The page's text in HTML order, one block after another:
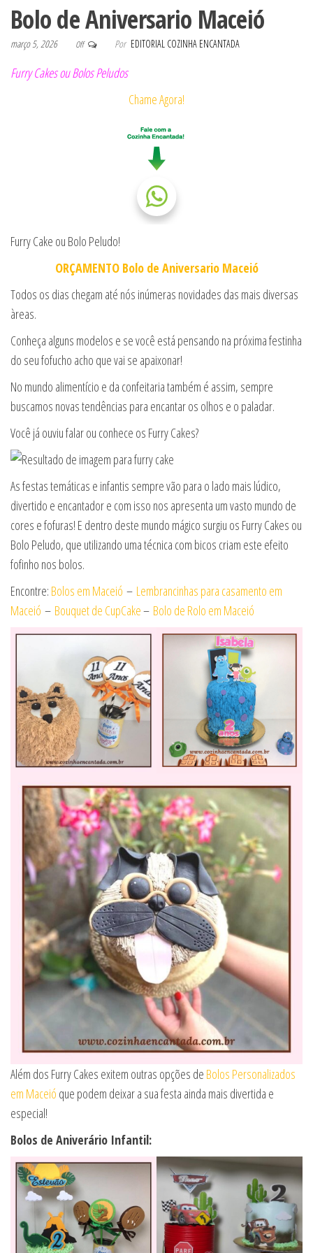
Bolo de Aniversario Maceió
março 5, 2026 Off Por EDITORIAL COZINHA ENCANTADA
Furry Cakes ou Bolos Peludos
Chame Agora!
Furry Cake ou Bolo Peludo!
ORÇAMENTO Bolo de Aniversario Maceió
Todos os dias chegam até nós inúmeras novidades das mais diversas
àreas.
Conheça alguns modelos e se você está pensando na próxima festinha
do seu fofucho acho que vai se apaixonar!
No mundo alimentício e da confeitaria também é assim, sempre
buscamos novas tendências para encantar os olhos e o paladar.
Você já ouviu falar ou conhece os Furry Cakes?
As festas temáticas e infantis sempre vão para o lado mais lúdico,
divertido e encantador e com isso nos apresenta um vasto mundo de
cores e fofuras! E dentro deste mundo mágico surgiu os Furry Cakes ou
Bolo Peludo, que utilizando uma técnica com bicos criam este efeito
fofinho nos bolos.
Encontre: Bolos em Maceió – Lembrancinhas para casamento em
Maceió – Bouquet de CupCake– Bolo de Rolo em Maceió
Além dos Furry Cakes exitem outras opções de Bolos Personalizados
em Maceió que podem deixar a sua festa ainda mais divertida e
especial!
Bolos de Aniverário Infantil: